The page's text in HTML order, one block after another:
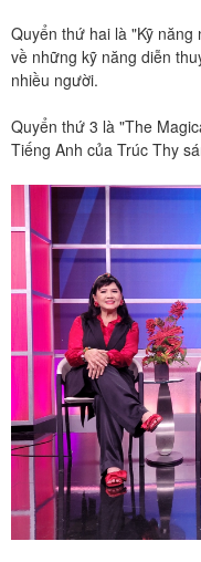
Quyển thứ hai là "Kỹ
về những kỹ năng diễn
nhiều người.
Quyển thứ 3 là "The
Tiếng Anh của Trúc Thy